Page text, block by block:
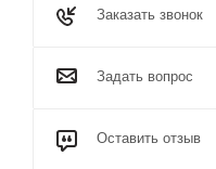
Заказать звонок
Задать вопрос
Оставить отзыв